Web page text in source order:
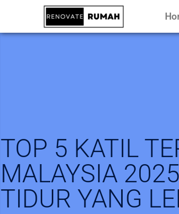
TOP 5 KATIL
MALAYSIA
TIDUR YANG